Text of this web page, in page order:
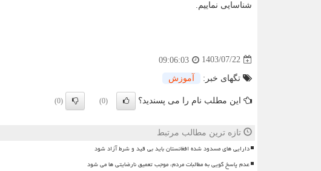
شناسایی نماییم.
1403/07/22
09:06:03
تگهای خبر: آموزش
این مطلب نام را می پسندید؟ (0)
(0)
تازه ترین مطالب مرتبط
دارایی های مسدود شده افغانستان باید بی قید و شرط آزاد شود
عدم پاسخ گویی به مطالبات مردم، موجب تعمیق نارضایتی ها می شود